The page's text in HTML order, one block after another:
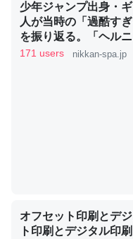
論文では「淡水はカル
利だから両方が拮抗し
いる鋏角類（カブトガ
ずキチンを強化して
─ニュース :: 【研究発表
類は苦労してるんだな
ジになったり努力して
少年ジャンプ出身・
人が当時の「過酷すぎ
を振り返る。「ヘル
も原稿は落とさない」
171 users nikkan-spa.jp
オフセット印刷とデ
ト印刷とデジタル印